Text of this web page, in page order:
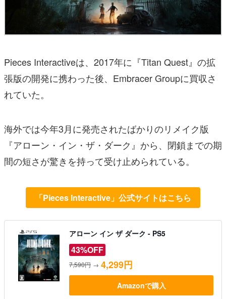
Pieces Interactiveは、2017年に『Titan Quest』の拡
張版の開発に携わった後、Embracer Groupに買収さ
れていた。
海外では今年3月に発売されたばかりのリメイク版
『アローン・イン・ザ・ダーク』から、閉鎖までの期
間の短さが驚きを持って受け止められている。
「Pieces Interactive」公式サイトはこちら
アローン イン ザ ダーク - PS5
43%OFF
7,590円 → 4,299円
Amazonで購入